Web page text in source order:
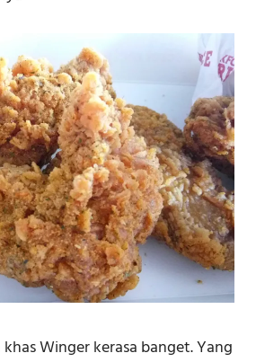
Winger kerasa banget. Yang